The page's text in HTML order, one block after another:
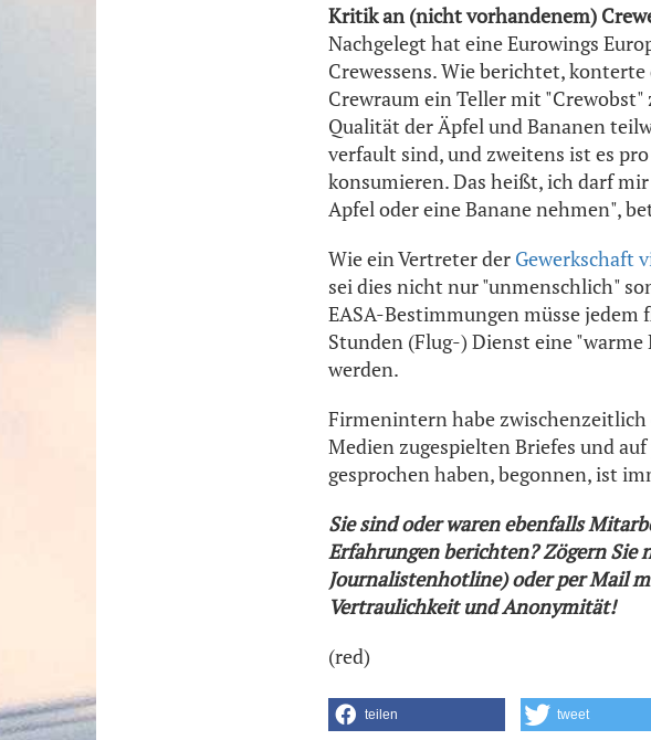
Kritik an (nicht vorhandenem)
Nachgelegt hat eine Eurowings
Crewessens. Wie berichtet,
Crewraum ein Teller mit
Qualität der Äpfel und Bananen
verfault sind, und zweitens ist es
konsumieren. Das heißt, ich darf
Apfel oder eine Banane nehmen",
Wie ein Vertreter der Gewerkschaft
sei dies nicht nur "unmenschlich"
EASA-Bestimmungen müsse
Stunden (Flug-) Dienst eine
werden.
Firmenintern habe zwischenzeitlich
Medien zugespielten Briefes und
gesprochen haben, begonnen, ist
Sie sind oder waren ebenfalls
Erfahrungen berichten? Zögern Sie
Journalistenhotline) oder per Mail
Vertraulichkeit und Anonymität!
(red)
teilen tweet